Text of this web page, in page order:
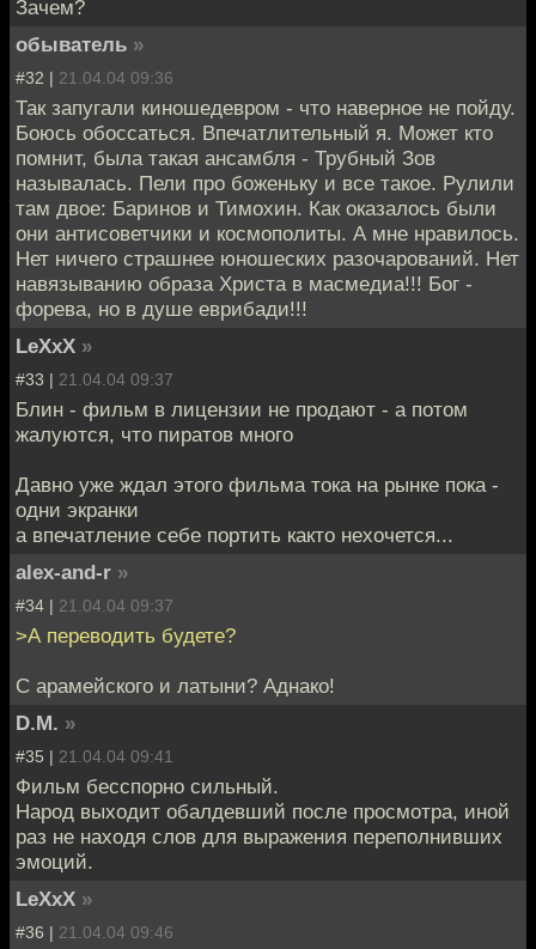
Зачем?
обыватель »
#32 | 21.04.04 09:36
Так запугали киношедевром - что наверное не пойду.
Боюсь обоссаться. Впечатлительный я. Может кто
помнит, была такая ансамбля - Трубный Зов
называлась. Пели про боженьку и все такое. Рулили
там двое: Баринов и Тимохин. Как оказалось были
они антисоветчики и космополиты. А мне нравилось.
Нет ничего страшнее юношеских разочарований. Нет
навязыванию образа Христа в масмедиа!!! Бог -
форева, но в душе еврибади!!!
LeXxX »
#33 | 21.04.04 09:37
Блин - фильм в лицензии не продают - а потом
жалуются, что пиратов много
Давно уже ждал этого фильма тока на рынке пока -
одни экранки
а впечатление себе портить както нехочется...
alex-and-r »
#34 | 21.04.04 09:37
>А переводить будете?
С арамейского и латыни? Аднако!
D.M. »
#35 | 21.04.04 09:41
Фильм бесспорно сильный.
Народ выходит обалдевший после просмотра, иной
раз не находя слов для выражения переполнивших
эмоций.
LeXxX »
#36 | 21.04.04 09:46